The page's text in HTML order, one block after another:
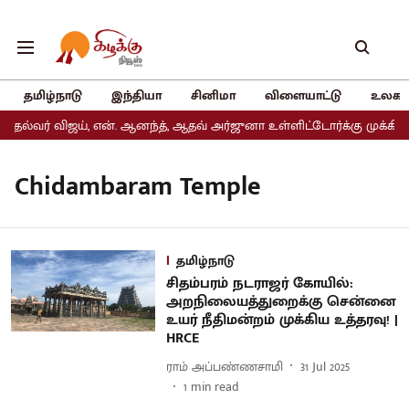
தமிழ்நாடு இந்தியா சினிமா விளையாட்டு
விஜய், என். ஆனந்த், ஆதவ் அர்ஜுனா உள்ளிட்டோர்க்கு முக்கிய
Chidambaram Temple
தமிழ்நாடு
சிதம்பரம் நடராஜர் கோயில்:
அறநிலையத்துறைக்கு சென்னை
உயர் நீதிமன்றம் முக்கிய உத்தரவு! |
HRCE
ராம் அப்பண்ணசாமி
31 Jul 2025
1 min read